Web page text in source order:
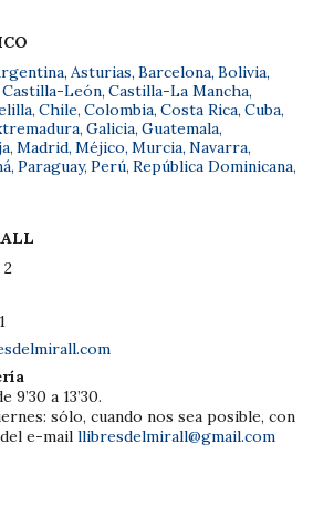
, Asturias, Barcelona, Bolivia,
Castilla-León, Castilla-La Mancha,
, Chile, Colombia, Costa Rica, Cuba,
, Galicia, Guatemala,
, Madrid, Méjico, Murcia, Navarra,
, Paraguay, Perú, República Dominicana,
2
a 13’30.
sólo, cuando nos sea posible, con
e-mail llibresdelmirall@gmail.com